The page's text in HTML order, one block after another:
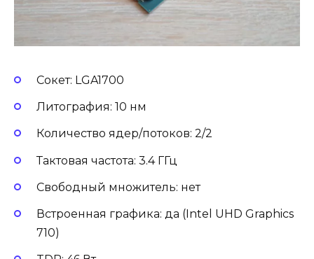
Сокет: LGA1700
Литография: 10 нм
Количество ядер/потоков: 2/2
Тактовая частота: 3.4 ГГц
Свободный множитель: нет
Встроенная графика: да (Intel UHD Graphics
710)